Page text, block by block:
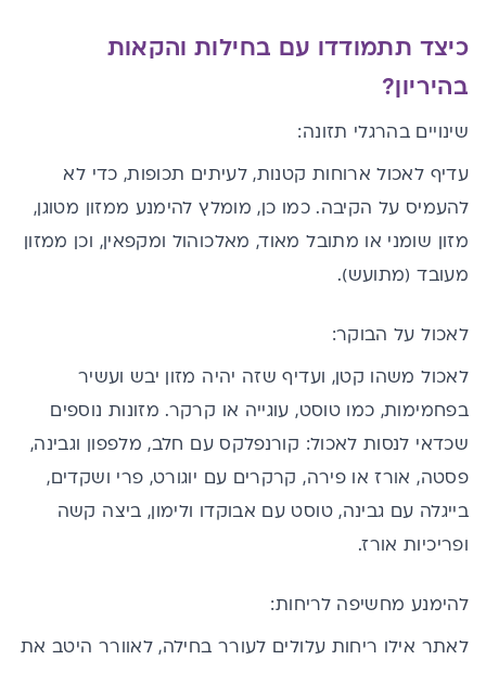
כיצד תתמודדו עם בחילות והקאות
בהיריון?
שינויים בהרגלי תזונה:
עדיף לאכול ארוחות קטנות, לעיתים תכופות, כדי לא
להעמיס על הקיבה. כמו כן, מומלץ להימנע ממזון מטוגן,
מזון שומני או מתובל מאוד, מאלכוהול ומקפאין, וכן ממזון
מעובד (מתועש).
לאכול על הבוקר:
לאכול משהו קטן, ועדיף שזה יהיה מזון יבש ועשיר
בפחמימות, כמו טוסט, עוגייה או קרקר. מזונות נוספים
שכדאי לנסות לאכול: קורנפלקס עם חלב, מלפפון וגבינה,
פסטה, אורז או פירה, קרקרים עם יוגורט, פרי ושקדים,
בייגלה עם גבינה, טוסט עם אבוקדו ולימון, ביצה קשה
ופריכיות אורז.
להימנע מחשיפה לריחות:
לאתר אילו ריחות עלולים לעורר בחילה, לאוורר היטב את